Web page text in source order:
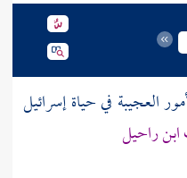
العجيبة في حياة إسرائيل
ابن راحيل